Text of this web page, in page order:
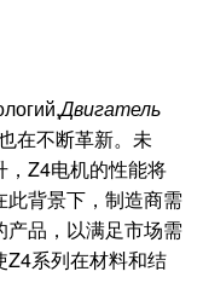
Двигатель
在不断革新。未
，Z4电机的性能将
背景下，制造商需
品，以满足市场需
Z4系列在材料和结